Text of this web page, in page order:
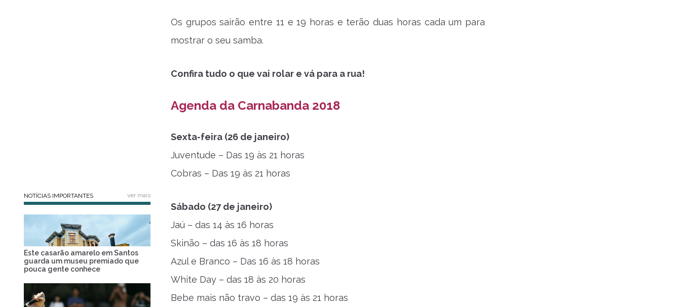
Os grupos sairão entre 11 e 19 horas e terão duas horas cada um para
mostrar o seu samba.
Confira tudo o que vai rolar e vá para a rua!
Agenda da Carnabanda 2018
Sexta-feira (26 de janeiro)
Juventude – Das 19 às 21 horas
Cobras – Das 19 às 21 horas
Sábado (27 de janeiro)
Jaú – das 14 às 16 horas
Skinão – das 16 às 18 horas
Azul e Branco – Das 16 às 18 horas
White Day – das 18 às 20 horas
Bebe mais não travo – das 19 às 21 horas
NOTÍCIAS IMPORTANTES ver mais
Este casarão amarelo em Santos
guarda um museu premiado que
pouca gente conhece